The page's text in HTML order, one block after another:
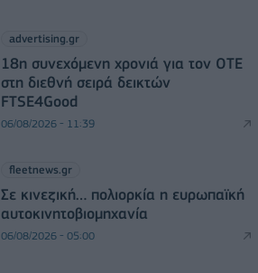
advertising.gr
18η συνεχόμενη χρονιά για τον ΟΤΕ
στη διεθνή σειρά δεικτών
FTSE4Good
06/08/2026 - 11:39
fleetnews.gr
Σε κινεζική… πολιορκία η ευρωπαϊκή
αυτοκινητοβιομηχανία
06/08/2026 - 05:00